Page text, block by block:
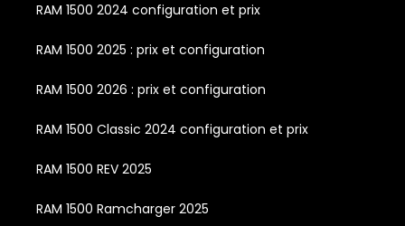
RAM 1500 2024 configuration et prix
RAM 1500 2025 : prix et configuration
RAM 1500 2026 : prix et configuration
RAM 1500 Classic 2024 configuration et prix
RAM 1500 REV 2025
RAM 1500 Ramcharger 2025